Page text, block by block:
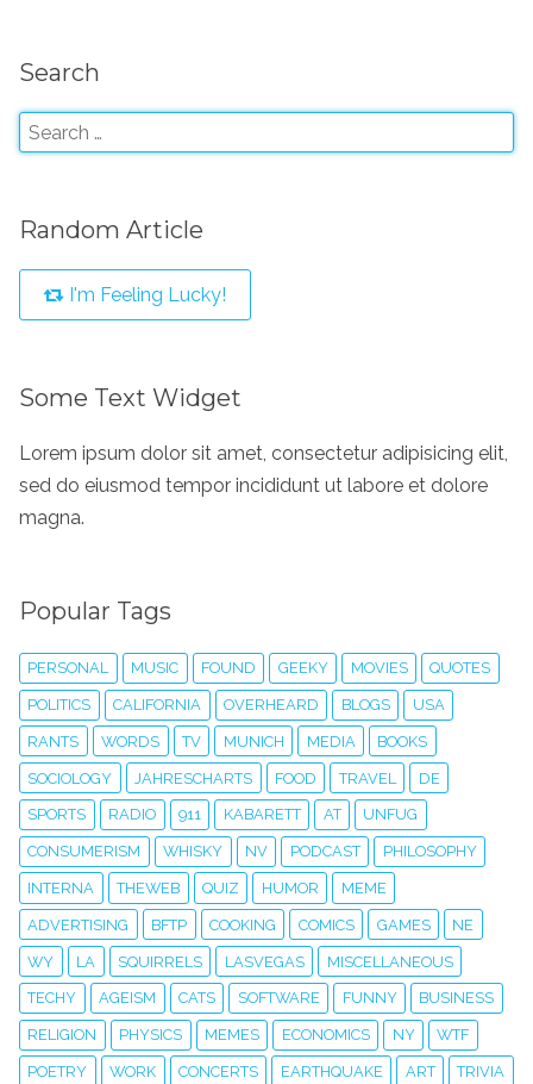
Search
Random Article
I'm Feeling Lucky!
Some Text Widget
Lorem ipsum dolor sit amet, consectetur adipisicing elit,
sed do eiusmod tempor incididunt ut labore et dolore
magna.
Popular Tags
PERSONAL MUSIC FOUND GEEKY MOVIES QUOTES
POLITICS CALIFORNIA OVERHEARD BLOGS USA
RANTS WORDS TV MUNICH MEDIA BOOKS
SOCIOLOGY JAHRESCHARTS FOOD TRAVEL DE
SPORTS RADIO 911 KABARETT AT UNFUG
CONSUMERISM WHISKY NV PODCAST PHILOSOPHY
INTERNA THEWEB QUIZ HUMOR MEME
ADVERTISING BFTP COOKING COMICS GAMES NE
WY LA SQUIRRELS LASVEGAS MISCELLANEOUS
TECHY AGEISM CATS SOFTWARE FUNNY BUSINESS
RELIGION PHYSICS MEMES ECONOMICS NY WTF
POETRY WORK CONCERTS EARTHQUAKE ART TRIVIA